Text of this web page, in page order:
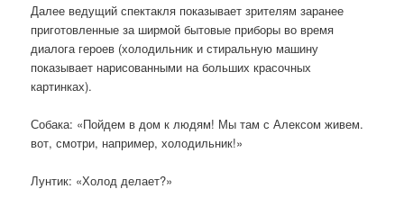
Далее ведущий спектакля показывает зрителям заранее
приготовленные за ширмой бытовые приборы во время
диалога героев (холодильник и стиральную машину
показывает нарисованными на больших красочных
картинках).
Собака: «Пойдем в дом к людям! Мы там с Алексом живем.
вот, смотри, например, холодильник!»
Лунтик: «Холод делает?»